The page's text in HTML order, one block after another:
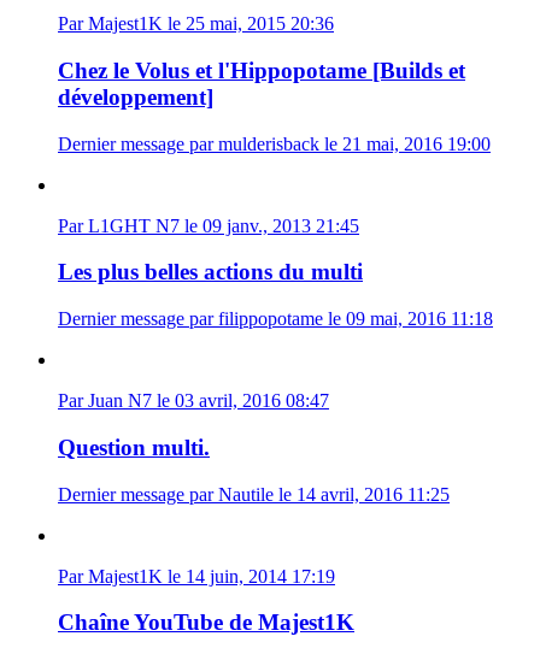
Par Majest1K le 25 mai, 2015 20:36
Chez le Volus et l'Hippopotame [Builds et
développement]
Dernier message par mulderisback le 21 mai, 2016 19:00
Par L1GHT N7 le 09 janv., 2013 21:45
Les plus belles actions du multi
Dernier message par filippopotame le 09 mai, 2016 11:18
Par Juan N7 le 03 avril, 2016 08:47
Question multi.
Dernier message par Nautile le 14 avril, 2016 11:25
Par Majest1K le 14 juin, 2014 17:19
Chaîne YouTube de Majest1K